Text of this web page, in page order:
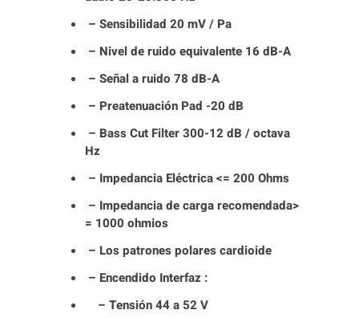
– Sensibilidad 20 mV / Pa
– Nivel de ruido equivalente 16 dB-A
– Señal a ruido 78 dB-A
– Preatenuación Pad -20 dB
– Bass Cut Filter 300-12 dB / octava
Hz
– Impedancia Eléctrica <= 200 Ohms
– Impedancia de carga recomendada>
= 1000 ohmios
– Los patrones polares cardioide
– Encendido Interfaz :
– Tensión 44 a 52 V